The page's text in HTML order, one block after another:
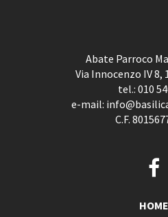
Abate Parroco
Via Innocenzo IV 8,
tel.: 010
e-mail:
C.F.
HOME